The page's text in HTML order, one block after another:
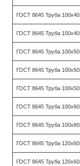
ГОСТ 8645 Труба
ГОСТ 8645 Труба
ГОСТ 8645 Труба
ГОСТ 8645 Труба
ГОСТ 8645 Труба
ГОСТ 8645 Труба
ГОСТ 8645 Труба
ГОСТ 8645 Труба
ГОСТ 8645 Труба